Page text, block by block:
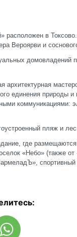
расположен в
Вероярви и
архитектурная
единения природы
коммуникациями:
пляж и
где
«Небо» (также от